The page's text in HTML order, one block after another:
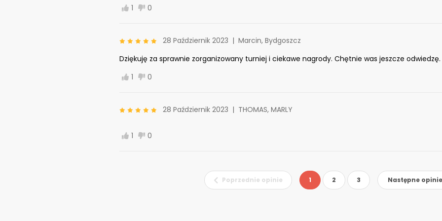
1 0
28 Październik 2023
Marcin, Bydgoszcz
Dziękuję za sprawnie zorganizowany turniej i ciekawe nagrody. Chętnie was jeszcze odwiedzę.
1
0
28 Październik 2023 THOMAS, MARLY
1 0
Poprzednie opinie 1 2 3 Następne opinie